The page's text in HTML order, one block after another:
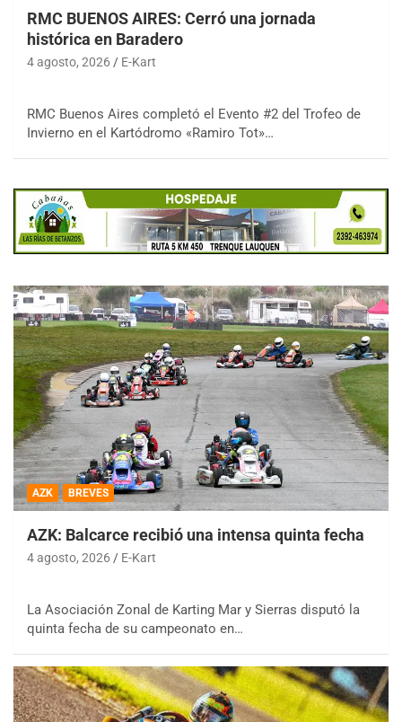
RMC BUENOS AIRES: Cerró una jornada
histórica en Baradero
4 agosto, 2026 E-Kart
RMC Buenos Aires completó el Evento #2 del Trofeo de
Invierno en el Kartódromo «Ramiro Tot»…
AZK BREVES
AZK: Balcarce recibió una intensa quinta fecha
4 agosto, 2026 E-Kart
La Asociación Zonal de Karting Mar y Sierras disputó la
quinta fecha de su campeonato en…